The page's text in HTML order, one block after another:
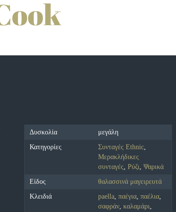
Δυσκολία
μεγάλη
Κατηγορίες
Συνταγές Ethnic,
Μερακλήδικες
συνταγές,Ρύζι,Ψαρικά
Είδος
θαλασσινά μαγειρευτά
Κλειδιά
paella,παέγια,παέλια,
σαφράν,καλαμάρι,